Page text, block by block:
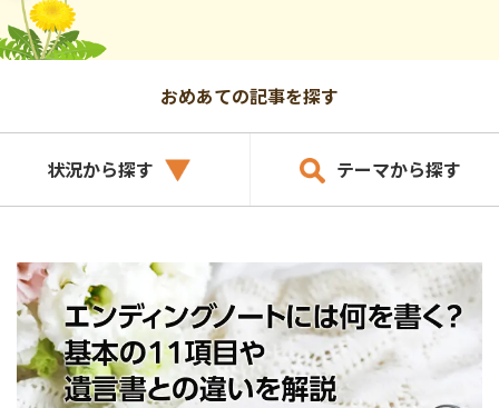
おめあての記事を探す
状況から探す テーマから探す